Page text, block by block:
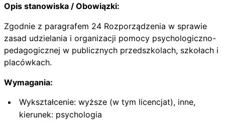
Opis stanowiska / Obowiązki:
Zgodnie z paragrafem 24 Rozporządzenia w sprawie
zasad udzielania i organizacji pomocy psychologiczno-
pedagogicznej w publicznych przedszkolach, szkołach i
placówkach.
Wymagania:
Wykształcenie: wyższe (w tym licencjat), inne,
kierunek: psychologia